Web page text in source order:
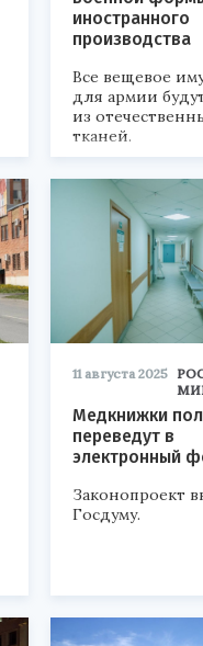
иностранного
производства
Все вещевое
для армии
из
тканей.
11 августа 2025
Медкнижки
переведут в
электронный
Законопроект
Госдуму.